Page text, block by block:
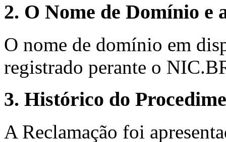
2. O Nome de Domínio e
O nome de domínio em
registrado perante o
3. Histórico do
A Reclamação foi